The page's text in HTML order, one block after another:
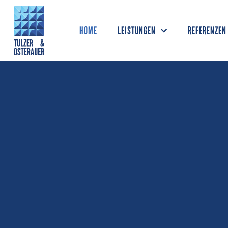
HOME LEISTUNGEN REFERENZEN